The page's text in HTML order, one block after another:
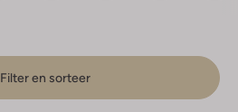
Filter en sorteer